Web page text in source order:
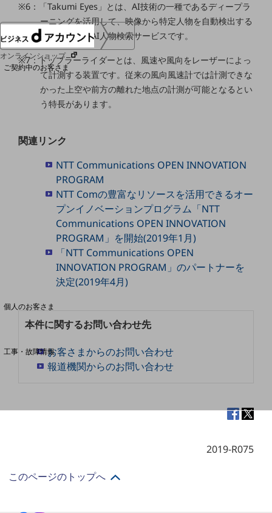
ログイン
オンラインショップ
ご契約中のお客さま
サービス別サポート情報
Web明細(ビリングステーション)
料金分析(ご利用料金管理サービス)
個人のお客さま
NTTドコモ
工事・故障情報
お客さまサポートサイト
※6：「Takumi Eyes」とは、AI技術の一種であるディープラ
ーニングを活用して、映像から特定人物を自動検出する
ことができるAI人物検索サービスです。
※7：ドップラーライダーとは、風速や風向をレーザーによっ
て計測する装置です。従来の風向風速計では計測できな
かった上空や前方の離れた地点の計測が可能となるとい
う特長があります。
関連リンク
NTT Communications OPEN INNOVATION
PROGRAM
NTT Comの豊富なリソースを活用できるオー
プンイノベーションプログラム「NTT
Communications OPEN INNOVATION
PROGRAM」を開始(2019年1月)
「NTT Communications OPEN
INNOVATION PROGRAM」のパートナーを
決定(2019年4月)
本件に関するお問い合わせ先
お客さまからのお問い合わせ
報道機関からのお問い合わせ
2019-R075
このページのトップへ